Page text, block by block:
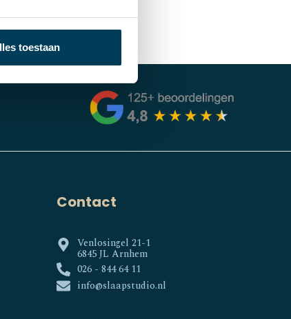
toestaan
Contact
Venlosingel 21-1
6845 JL Arnhem
026 - 844 64 11
info@slaapstudio.nl